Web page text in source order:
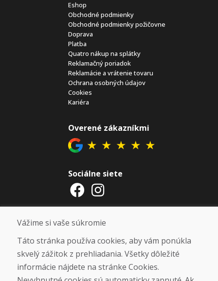
Eshop
Obchodné podmienky
Obchodné podmienky požičovne
Doprava
Platba
Quatro nákup na splátky
Reklamačný poriadok
Reklamácie a vrátenie tovaru
Ochrana osobných údajov
Cookies
Kariéra
Overené zákazníkmi
★ ★ ★ ★ ★
Sociálne siete
Otváracie hodiny
UKONČENÁ. ĎAKUJEME VÁM ZA
PRIAZEŇ A TEŠÍME SA NA VÁS OPÄŤ
OD 14. 9. 2026.
Vážime si vaše súkromie
Táto stránka používa cookies, aby vám ponúkla
skvelý zážitok z prehliadania. Všetky dôležité
informácie nájdete na stránke Cookies.